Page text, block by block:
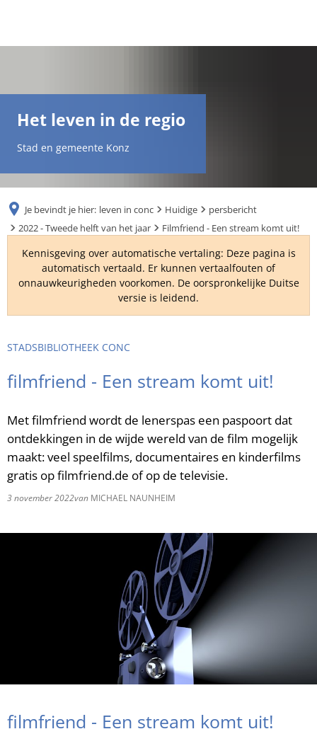
TR
Het leven in de regio
Stad en gemeente Konz
Je bevindt je hier: leven in conc Huidige
persbericht
2022 - Tweede helft van het jaar
Filmfriend - Een stream komt uit!
Kennisgeving over automatische vertaling: Deze pagina is
automatisch vertaald. Er kunnen vertaalfouten of
onnauwkeurigheden voorkomen. De oorspronkelijke Duitse
versie is leidend.
STADSBIBLIOTHEEK CONC
filmfriend - Een stream komt uit!
Met filmfriend wordt de lenerspas een paspoort dat
ontdekkingen in de wijde wereld van de film mogelijk
maakt: veel speelfilms, documentaires en kinderfilms
gratis op filmfriend.de of op de televisie.
3 november 2022van MICHAEL NAUNHEIM
filmfriend - Een stream komt uit!